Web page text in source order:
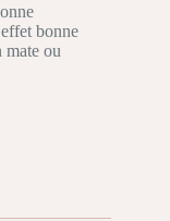
bonne
mate ou